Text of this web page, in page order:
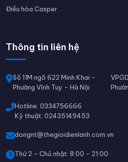
Điều hòa Casper
Thông tin liên hệ
Số 11M ngõ 622 Minh Khai -
Phường Vĩnh Tuy - Hà Nội
Hotline: 0334756666
Kỹ thuật: 02435149453
dongnt@thegioidienlanh.com.vn
Thứ 2 - Chủ nhật: 8:00 - 21:00